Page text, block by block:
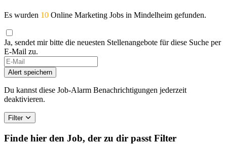
Es wurden 10 Online Marketing Jobs in Mindelheim gefunden.
Ja, sendet mir bitte die neuesten Stellenangebote für diese Suche per
E-Mail zu.
Alert speichern
Du kannst diese Job-Alarm Benachrichtigungen jederzeit
deaktivieren.
Filter
Finde hier den Job, der zu dir passt Filter